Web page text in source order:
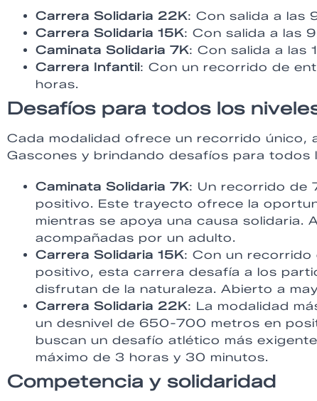
Carrera Solidaria 22K: Con salida a las
Carrera Solidaria 15K: Con salida a las
Caminata Solidaria 7K: Con salida a las
Carrera Infantil: Con un recorrido de
horas.
Desafíos para todos los
Cada modalidad ofrece un recorrido único,
Gascones y brindando desafíos para todos
Caminata Solidaria 7K: Un recorrido de
positivo. Este trayecto ofrece la
mientras se apoya una causa solidaria.
acompañadas por un adulto.
Carrera Solidaria 15K: Con un recorrido
positivo, esta carrera desafía a los
disfrutan de la naturaleza. Abierto a
Carrera Solidaria 22K: La modalidad
un desnivel de 650-700 metros en
buscan un desafío atlético más
máximo de 3 horas y 30 minutos.
Competencia y solidaridad